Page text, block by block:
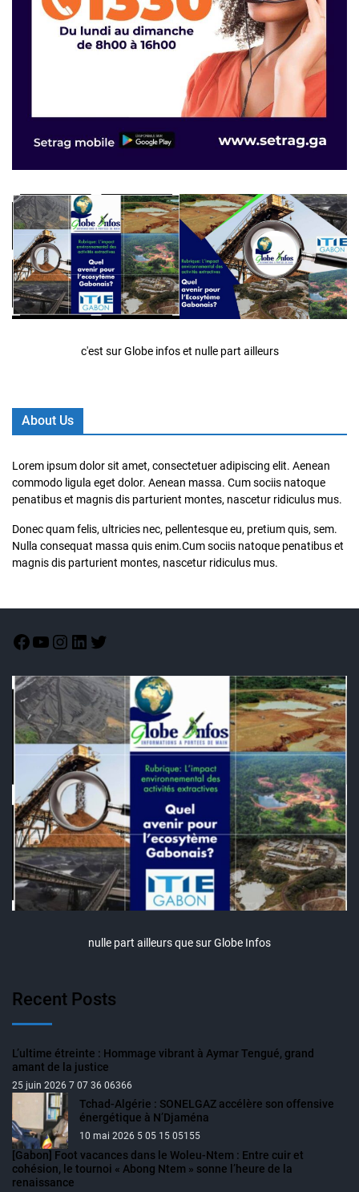
c'est sur Globe infos et nulle part ailleurs
About Us
Lorem ipsum dolor sit amet, consectetuer adipiscing elit. Aenean
commodo ligula eget dolor. Aenean massa. Cum sociis natoque
penatibus et magnis dis parturient montes, nascetur ridiculus mus.
Donec quam felis, ultricies nec, pellentesque eu, pretium quis, sem.
Nulla consequat massa quis enim.Cum sociis natoque penatibus et
magnis dis parturient montes, nascetur ridiculus mus.
nulle part ailleurs que sur Globe Infos
Recent Posts
L’ultime étreinte : Hommage vibrant à Aymar Tengué, grand
amant de la justice
25 juin 2026 7 07 36 06366
Tchad-Algérie : SONELGAZ accélère son offensive
énergétique à N’Djaména
10 mai 2026 5 05 15 05155
[Gabon] Foot vacances dans le Woleu-Ntem : Entre cuir et
cohésion, le tournoi « Abong Ntem » sonne l’heure de la
renaissance